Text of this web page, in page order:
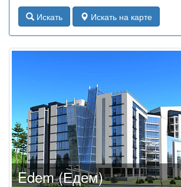
Искать Искать на карте
Edem (Едем)